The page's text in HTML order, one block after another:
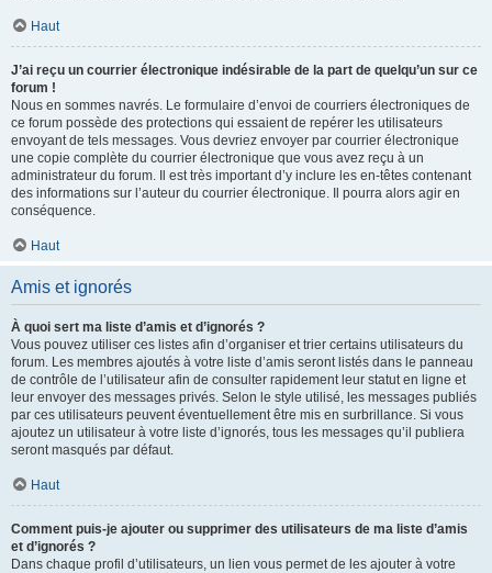
Haut
J’ai reçu un courrier électronique indésirable de la part de quelqu’un sur ce
forum !
Nous en sommes navrés. Le formulaire d’envoi de courriers électroniques de
ce forum possède des protections qui essaient de repérer les utilisateurs
envoyant de tels messages. Vous devriez envoyer par courrier électronique
une copie complète du courrier électronique que vous avez reçu à un
administrateur du forum. Il est très important d’y inclure les en-têtes contenant
des informations sur l’auteur du courrier électronique. Il pourra alors agir en
conséquence.
Haut
Amis et ignorés
À quoi sert ma liste d’amis et d’ignorés ?
Vous pouvez utiliser ces listes afin d’organiser et trier certains utilisateurs du
forum. Les membres ajoutés à votre liste d’amis seront listés dans le panneau
de contrôle de l’utilisateur afin de consulter rapidement leur statut en ligne et
leur envoyer des messages privés. Selon le style utilisé, les messages publiés
par ces utilisateurs peuvent éventuellement être mis en surbrillance. Si vous
ajoutez un utilisateur à votre liste d’ignorés, tous les messages qu’il publiera
seront masqués par défaut.
Haut
Comment puis-je ajouter ou supprimer des utilisateurs de ma liste d’amis
et d’ignorés ?
Dans chaque profil d’utilisateurs, un lien vous permet de les ajouter à votre